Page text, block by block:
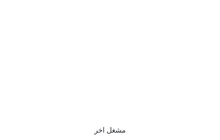
مشغل اخر